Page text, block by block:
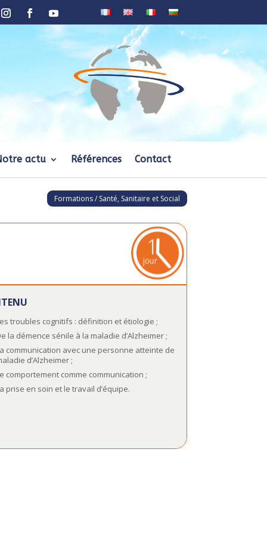
actu Références Contact
Formations / Santé, Sanitaire et Social
troubles cognitifs : définition et étiologie ;
la démence sénile à la maladie d’Alzheimer ;
communication avec une personne atteinte de
d’Alzheimer ;
comportement comme communication ;
prise en soin et le travail d’équipe.